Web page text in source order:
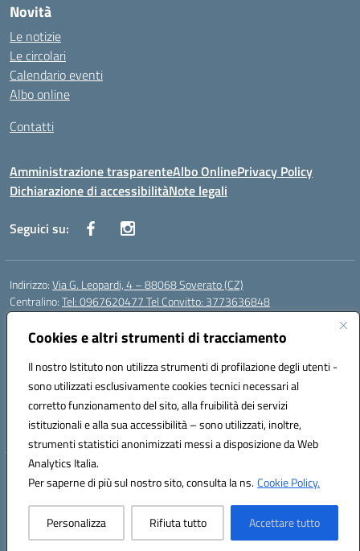
Cookies e altri strumenti di tracciamento
Il nostro Istituto non utilizza strumenti di profilazione degli utenti -
sono utilizzati esclusivamente cookies tecnici necessari al
corretto funzionamento del sito, alla fruibilità dei servizi
istituzionali e alla sua accessibilità – sono utilizzati, inoltre,
strumenti statistici anonimizzati messi a disposizione da Web
Analytics Italia.
Per saperne di più sul nostro sito, consulta la ns.Cookie Policy.
Personalizza Rifiuta tutto Accettare tutto
Novità
Le notizie
Le circolari
Calendario eventi
Albo online
Contatti
Amministrazione trasparenteAlbo OnlinePrivacy Policy
Dichiarazione di accessibilitàNote legali
Seguici su:
Indirizzo:Via G. Leopardi, 4 – 88068 Soverato (CZ)
Centralino:Tel: 0967620477 Tel Convitto: 3773636848
Email:
Posta elettronica certificata (PEC):czrh04000q@pec.istruzione.it
Codice fiscale: 84000690796
Codice meccanografico:CZRH04000Q
Codice Indice delle Pubbliche Amministrazioni (IPA): istsc_czrh04000q
Codice unico di fatturazione (CUF): UF9M13
Hosting & Powered by 3D Solution S.r.l.
Concept & Design by Designers Italia